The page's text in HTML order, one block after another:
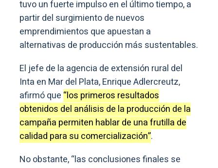
tuvo un fuerte impulso en el último tiempo, a
partir del surgimiento de nuevos
emprendimientos que apuestan a
alternativas de producción más sustentables.
El jefe de la agencia de extensión rural del
Inta en Mar del Plata, Enrique Adlercreutz,
afirmó que “los primeros resultados
obtenidos del análisis de la producción de la
campaña permiten hablar de una frutilla de
calidad para su comercialización”.
No obstante, “las conclusiones finales se